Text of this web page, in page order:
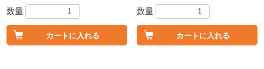
数量
カートに入れる
数量
カートに入れる